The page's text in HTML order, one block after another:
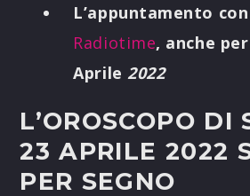
L’appuntamento
Radiotime, anche
Aprile 2022
L’OROSCOPO DI
23 APRILE 2022
PER SEGNO